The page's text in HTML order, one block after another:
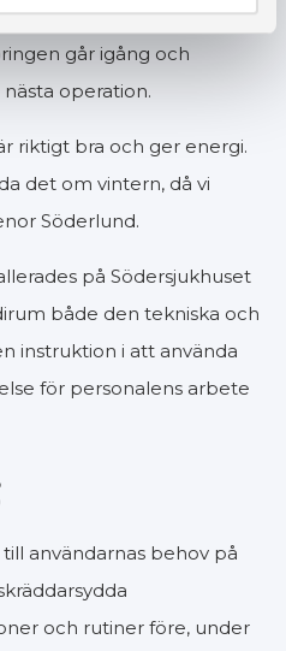
ljuset enkelt till ett
går igång och
operation.
riktigt bra och ger energi.
det om vintern, då vi
Söderlund.
på Södersjukhuset
både den tekniska och
instruktion i att använda
för personalens arbete
användarnas behov på
och rutiner före, under